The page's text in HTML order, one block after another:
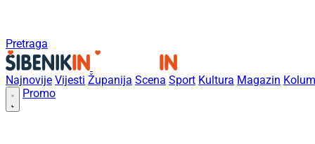
Pretraga
Najnovije Vijesti Županija Scena Sport Kultura Magazin
Promo